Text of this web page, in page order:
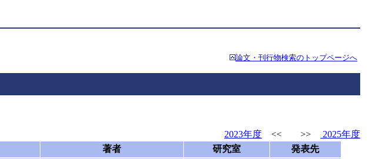
論文・刊行物検索のトップページへ
2023年度 << >>
2025年度
著者 研究室 発表先